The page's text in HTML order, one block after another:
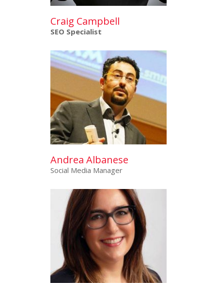
Craig Campbell
SEO Specialist
Andrea Albanese
Social Media Manager